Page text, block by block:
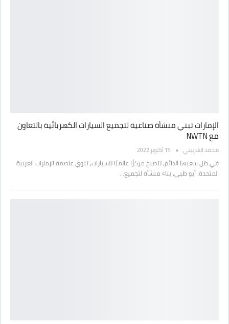
الإمارات تبني منشأة صناعية لتجميع السيارات الكهربائية بالتعاون
مع NWTN
محمد الشربيني 15 أكتوبر 2022
في ظل سعيها الدائم، لتصبح مركزًا عالميًا للسيارات، تنوي عاصمة الإمارات العربية
المتحدة، أبو ظبي، بناء منشأة لتجميع…